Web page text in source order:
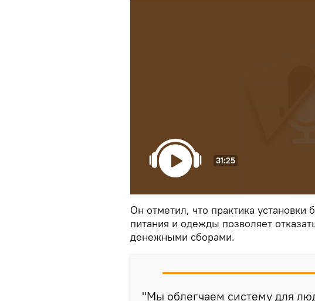
31:25
Он отметил, что практика установки
питания и одежды позволяет
денежными сборами.
"Мы облегчаем систему для